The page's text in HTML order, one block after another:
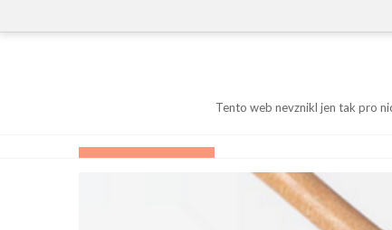
to
Tento web nevznikl jen tak pro